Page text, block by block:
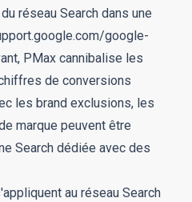
réseau Search dans une
google-
PMax cannibalise les
de conversions
les brand exclusions, les
marque peuvent être
Search dédiée avec des
au réseau Search